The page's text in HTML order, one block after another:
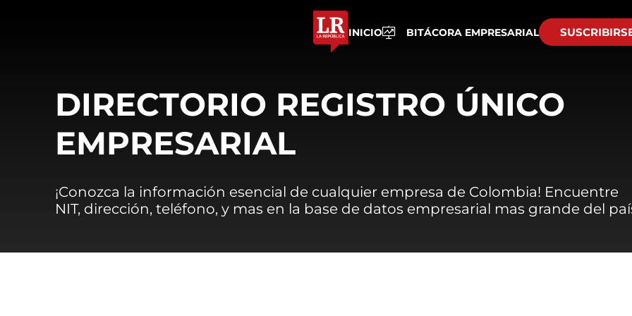
INICIO BITÁCORA EMPRESARIAL
DIRECTORIO REGISTRO ÚNICO
EMPRESARIAL
¡Conozca la información esencial de cualquier empresa de Colombia! Encuentre
NIT, dirección, teléfono, y mas en la base de datos empresarial mas grande del